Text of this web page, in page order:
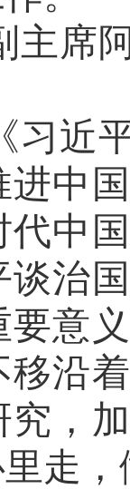
主席
习近
中
中
谈治
意
移沿
，
走